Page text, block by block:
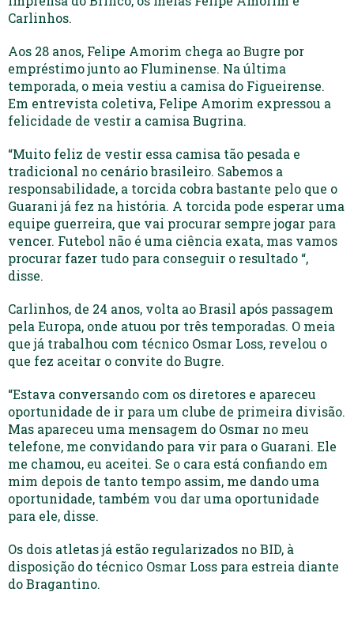
Carlinhos.
Aos 28 anos, Felipe Amorim chega ao Bugre por
empréstimo junto ao Fluminense. Na última
temporada, o meia vestiu a camisa do Figueirense.
Em entrevista coletiva, Felipe Amorim expressou a
felicidade de vestir a camisa Bugrina.
“Muito feliz de vestir essa camisa tão pesada e
tradicional no cenário brasileiro. Sabemos a
responsabilidade, a torcida cobra bastante pelo que o
Guarani já fez na história. A torcida pode esperar uma
equipe guerreira, que vai procurar sempre jogar para
vencer. Futebol não é uma ciência exata, mas vamos
procurar fazer tudo para conseguir o resultado “,
disse.
Carlinhos, de 24 anos, volta ao Brasil após passagem
pela Europa, onde atuou por três temporadas. O meia
que já trabalhou com técnico Osmar Loss, revelou o
que fez aceitar o convite do Bugre.
“Estava conversando com os diretores e apareceu
oportunidade de ir para um clube de primeira divisão.
Mas apareceu uma mensagem do Osmar no meu
telefone, me convidando para vir para o Guarani. Ele
me chamou, eu aceitei. Se o cara está confiando em
mim depois de tanto tempo assim, me dando uma
oportunidade, também vou dar uma oportunidade
para ele, disse.
Os dois atletas já estão regularizados no BID, à
disposição do técnico Osmar Loss para estreia diante
do Bragantino.